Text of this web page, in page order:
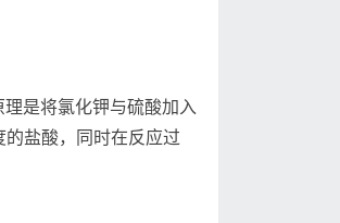
是将氯化钾与硫酸加入
盐酸，同时在反应过